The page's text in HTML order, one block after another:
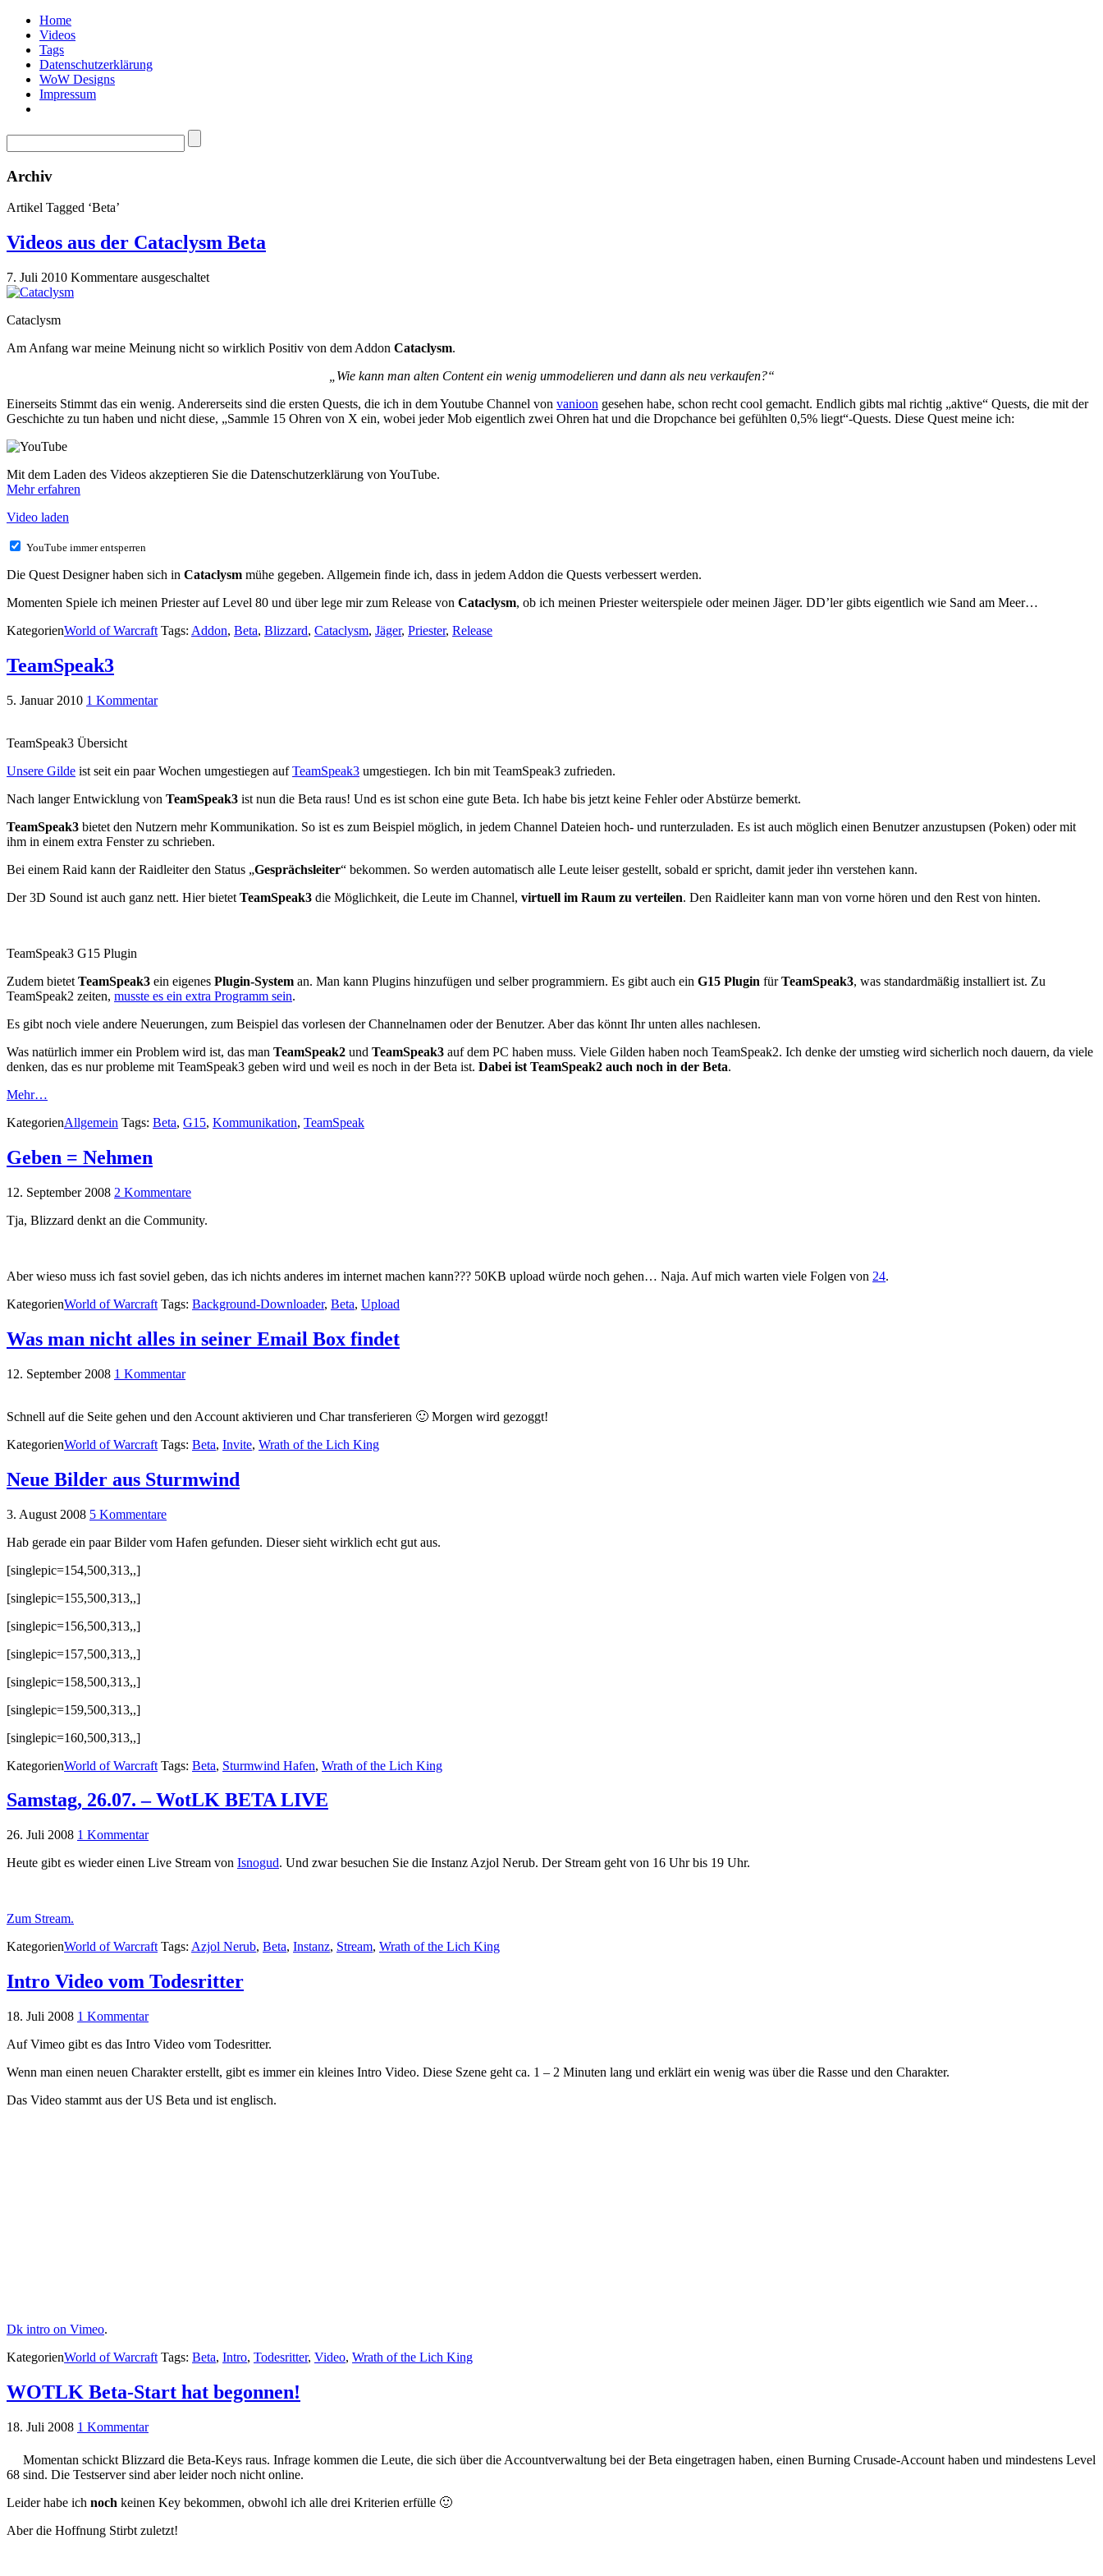
Home
Videos
Tags
Datenschutzerklärung
WoW Designs
Impressum
Archiv
Artikel Tagged ‘Beta’
Videos aus der Cataclysm Beta
7. Juli 2010 Kommentare ausgeschaltet
Cataclysm
Am Anfang war meine Meinung nicht so wirklich Positiv von dem Addon Cataclysm.
„Wie kann man alten Content ein wenig ummodelieren und dann als neu verkaufen?“
Einerseits Stimmt das ein wenig. Andererseits sind die ersten Quests, die ich in dem Youtube Channel von vanioon gesehen habe, schon recht cool gemacht. Endlich gibts mal richtig „aktive“ Quests, die mit der
Geschichte zu tun haben und nicht diese, „Sammle 15 Ohren von X ein, wobei jeder Mob eigentlich zwei Ohren hat und die Dropchance bei gefühlten 0,5% liegt“-Quests. Diese Quest meine ich:
Mit dem Laden des Videos akzeptieren Sie die Datenschutzerklärung von YouTube.
Mehr erfahren
Video laden
YouTube immer entsperren
Die Quest Designer haben sich in Cataclysm mühe gegeben. Allgemein finde ich, dass in jedem Addon die Quests verbessert werden.
Momenten Spiele ich meinen Priester auf Level 80 und über lege mir zum Release von Cataclysm, ob ich meinen Priester weiterspiele oder meinen Jäger. DD’ler gibts eigentlich wie Sand am Meer…
KategorienWorld of Warcraft Tags: Addon, Beta, Blizzard, Cataclysm, Jäger, Priester, Release
TeamSpeak3
5. Januar 2010 1 Kommentar
TeamSpeak3 Übersicht
Unsere Gilde ist seit ein paar Wochen umgestiegen aufTeamSpeak3 umgestiegen. Ich bin mit TeamSpeak3 zufrieden.
Nach langer Entwicklung von TeamSpeak3 ist nun die Beta raus! Und es ist schon eine gute Beta. Ich habe bis jetzt keine Fehler oder Abstürze bemerkt.
TeamSpeak3 bietet den Nutzern mehr Kommunikation. So ist es zum Beispiel möglich, in jedem Channel Dateien hoch- und runterzuladen. Es ist auch möglich einen Benutzer anzustupsen (Poken) oder mit
ihm in einem extra Fenster zu schrieben.
Bei einem Raid kann der Raidleiter den Status „Gesprächsleiter“ bekommen. So werden automatisch alle Leute leiser gestellt, sobald er spricht, damit jeder ihn verstehen kann.
Der 3D Sound ist auch ganz nett. Hier bietet TeamSpeak3 die Möglichkeit, die Leute im Channel, virtuell im Raum zu verteilen. Den Raidleiter kann man von vorne hören und den Rest von hinten.
TeamSpeak3 G15 Plugin
Zudem bietet TeamSpeak3 ein eigenes Plugin-System an. Man kann Plugins hinzufügen und selber programmiern. Es gibt auch ein G15 Plugin fürTeamSpeak3, was standardmäßig installiert ist. Zu
TeamSpeak2 zeiten, musste es ein extra Programm sein.
Es gibt noch viele andere Neuerungen, zum Beispiel das vorlesen der Channelnamen oder der Benutzer. Aber das könnt Ihr unten alles nachlesen.
Was natürlich immer ein Problem wird ist, das man TeamSpeak2 und TeamSpeak3 auf dem PC haben muss. Viele Gilden haben noch TeamSpeak2. Ich denke der umstieg wird sicherlich noch dauern, da viele
denken, das es nur probleme mit TeamSpeak3 geben wird und weil es noch in der Beta ist. Dabei ist TeamSpeak2 auch noch in der Beta.
Mehr…
KategorienAllgemein Tags: Beta, G15, Kommunikation, TeamSpeak
Geben = Nehmen
12. September 2008 2 Kommentare
Tja, Blizzard denkt an die Community.
Aber wieso muss ich fast soviel geben, das ich nichts anderes im internet machen kann??? 50KB upload würde noch gehen… Naja. Auf mich warten viele Folgen von 24.
KategorienWorld of Warcraft Tags: Background-Downloader, Beta, Upload
Was man nicht alles in seiner Email Box findet
12. September 2008 1 Kommentar
Schnell auf die Seite gehen und den Account aktivieren und Char transferieren 🙂 Morgen wird gezoggt!
KategorienWorld of Warcraft Tags: Beta, Invite, Wrath of the Lich King
Neue Bilder aus Sturmwind
3. August 2008 5 Kommentare
Hab gerade ein paar Bilder vom Hafen gefunden. Dieser sieht wirklich echt gut aus.
[singlepic=154,500,313,,]
[singlepic=155,500,313,,]
[singlepic=156,500,313,,]
[singlepic=157,500,313,,]
[singlepic=158,500,313,,]
[singlepic=159,500,313,,]
[singlepic=160,500,313,,]
KategorienWorld of Warcraft Tags: Beta, Sturmwind Hafen, Wrath of the Lich King
Samstag, 26.07. – WotLK BETA LIVE
26. Juli 2008 1 Kommentar
Heute gibt es wieder einen Live Stream von Isnogud. Und zwar besuchen Sie die Instanz Azjol Nerub. Der Stream geht von 16 Uhr bis 19 Uhr.
Zum Stream.
KategorienWorld of Warcraft Tags: Azjol Nerub, Beta, Instanz, Stream, Wrath of the Lich King
Intro Video vom Todesritter
18. Juli 2008 1 Kommentar
Auf Vimeo gibt es das Intro Video vom Todesritter.
Wenn man einen neuen Charakter erstellt, gibt es immer ein kleines Intro Video. Diese Szene geht ca. 1 – 2 Minuten lang und erklärt ein wenig was über die Rasse und den Charakter.
Das Video stammt aus der US Beta und ist englisch.
Dk intro on Vimeo.
KategorienWorld of Warcraft Tags: Beta, Intro, Todesritter, Video, Wrath of the Lich King
WOTLK Beta-Start hat begonnen!
18. Juli 2008 1 Kommentar
Momentan schickt Blizzard die Beta-Keys raus. Infrage kommen die Leute, die sich über die Accountverwaltung bei der Beta eingetragen haben, einen Burning Crusade-Account haben und mindestens Level
68 sind. Die Testserver sind aber leider noch nicht online.
Leider habe ich noch keinen Key bekommen, obwohl ich alle drei Kriterien erfülle 🙂
Aber die Hoffnung Stirbt zuletzt!